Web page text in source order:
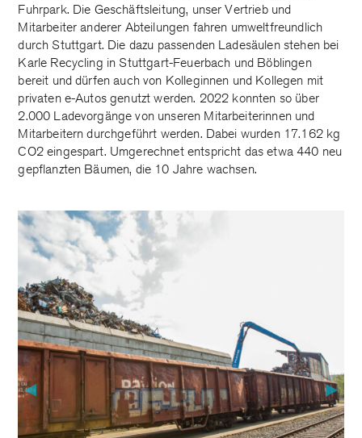
▶ ▶
Fuhrpark. Die Geschäftsleitung, unser Vertrieb und
Mitarbeiter anderer Abteilungen fahren umweltfreundlich
durch Stuttgart. Die dazu passenden Ladesäulen stehen bei
Karle Recycling in Stuttgart-Feuerbach und Böblingen
bereit und dürfen auch von Kolleginnen und Kollegen mit
privaten e-Autos genutzt werden. 2022 konnten so über
2.000 Ladevorgänge von unseren Mitarbeiterinnen und
Mitarbeitern durchgeführt werden. Dabei wurden 17.162 kg
CO2 eingespart. Umgerechnet entspricht das etwa 440 neu
gepflanzten Bäumen, die 10 Jahre wachsen.